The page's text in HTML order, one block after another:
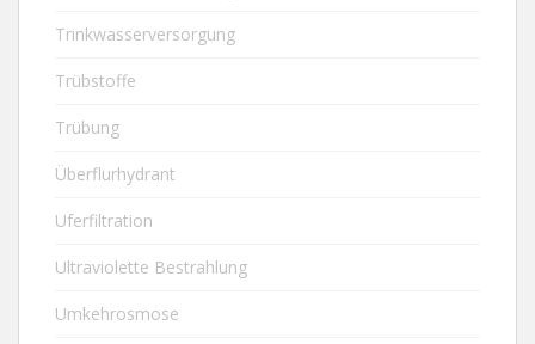
Trinkwasserversorgung
Trübstoffe
Trübung
Überflurhydrant
Uferfiltration
Ultraviolette Bestrahlung
Umkehrosmose